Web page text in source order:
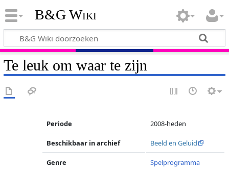
B&G Wiki
Te leuk om waar te zijn
Periode 2008-heden
Beschikbaar in archief Beeld en Geluid
Genre Spelprogramma